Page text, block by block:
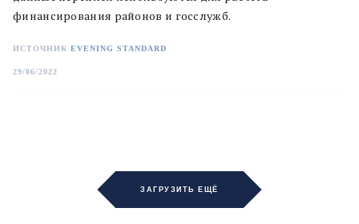
финансирования районов и госслужб.
ИСТОЧНИК EVENING STANDARD
29/06/2022
ЗАГРУЗИТЬ ЕЩЁ